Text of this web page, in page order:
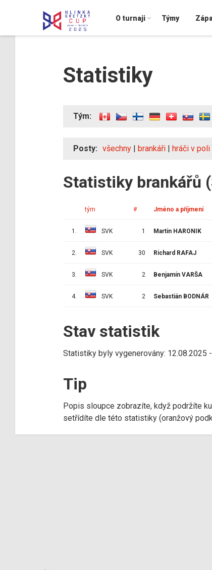
O turnaji Týmy
Statistiky
Tým:
Posty: všechny | brankáři | hráči v poli
Statistiky brankářů
tým # Jméno a příjmení
1. SVK 1 Martin HARONIK
2. SVK 30 Richard RAFAJ
3. SVK 2 Benjamín VARŠA
4. SVK 2 Sebastián BODNÁR
Stav statistik
Statistiky byly vygenerovány: 12.08.2025
Tip
Popis sloupce zobrazíte, když podržíte
setřídíte dle této statistiky (oranžový